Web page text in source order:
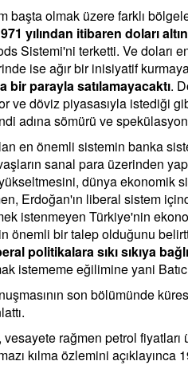
başta olmak üzere farklı
yılından itibaren doları
Sistemi'ni terketti. Ve doları
ise ağır bir inisiyatif kurmaya
bir parayla satılamayacaktı.
ve döviz piyasasıyla istediği
adına sömürü ve
en önemli sistemin banka
sanal para üzerinden
dünya
Erdoğan'ın liberal sistem
istenmeyen Türkiye'nin
önemli bir talep olduğunu
politikalara sıkı sıkıya
istememe eğilimine yani
son bölümünde
, vesayete rağmen petrol fiyatları
kılma özlemini